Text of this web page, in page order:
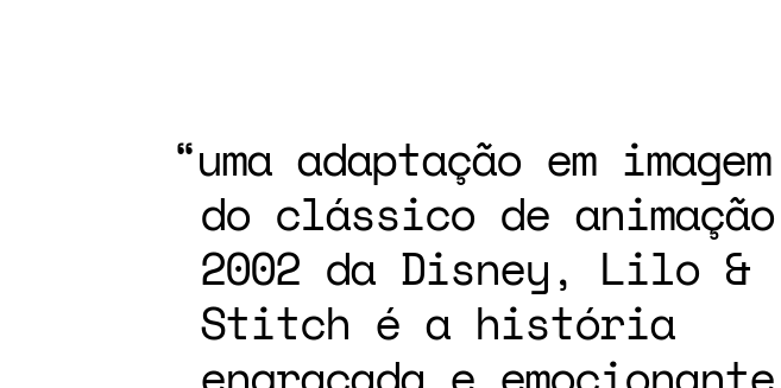
uma adaptação em
do clássico de
2002 da Disney, Lilo &
Stitch é a história